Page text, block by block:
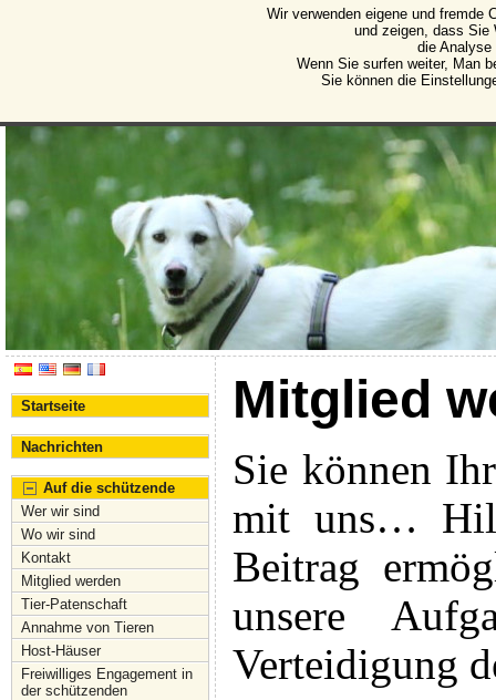
Protectora de Animales
Vereinigung für den Schutz von Tieren und
Startseite
Nachrichten
Auf die schützende
Wer wir sind
Wo wir sind
Kontakt
Mitglied werden
Tier-Patenschaft
Annahme von Tieren
Host-Häuser
Freiwilliges Engagement in
der schützenden
Mitglied
Sie können
mit uns…
Beitrag
unsere
Verteidigung
Wir verwenden eigene und fremde
und zeigen, dass Sie
die Analyse
Wenn Sie surfen weiter, Man
Sie können die